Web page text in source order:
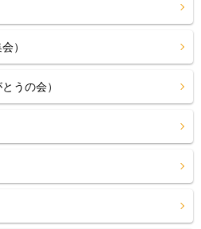
）
うの会）